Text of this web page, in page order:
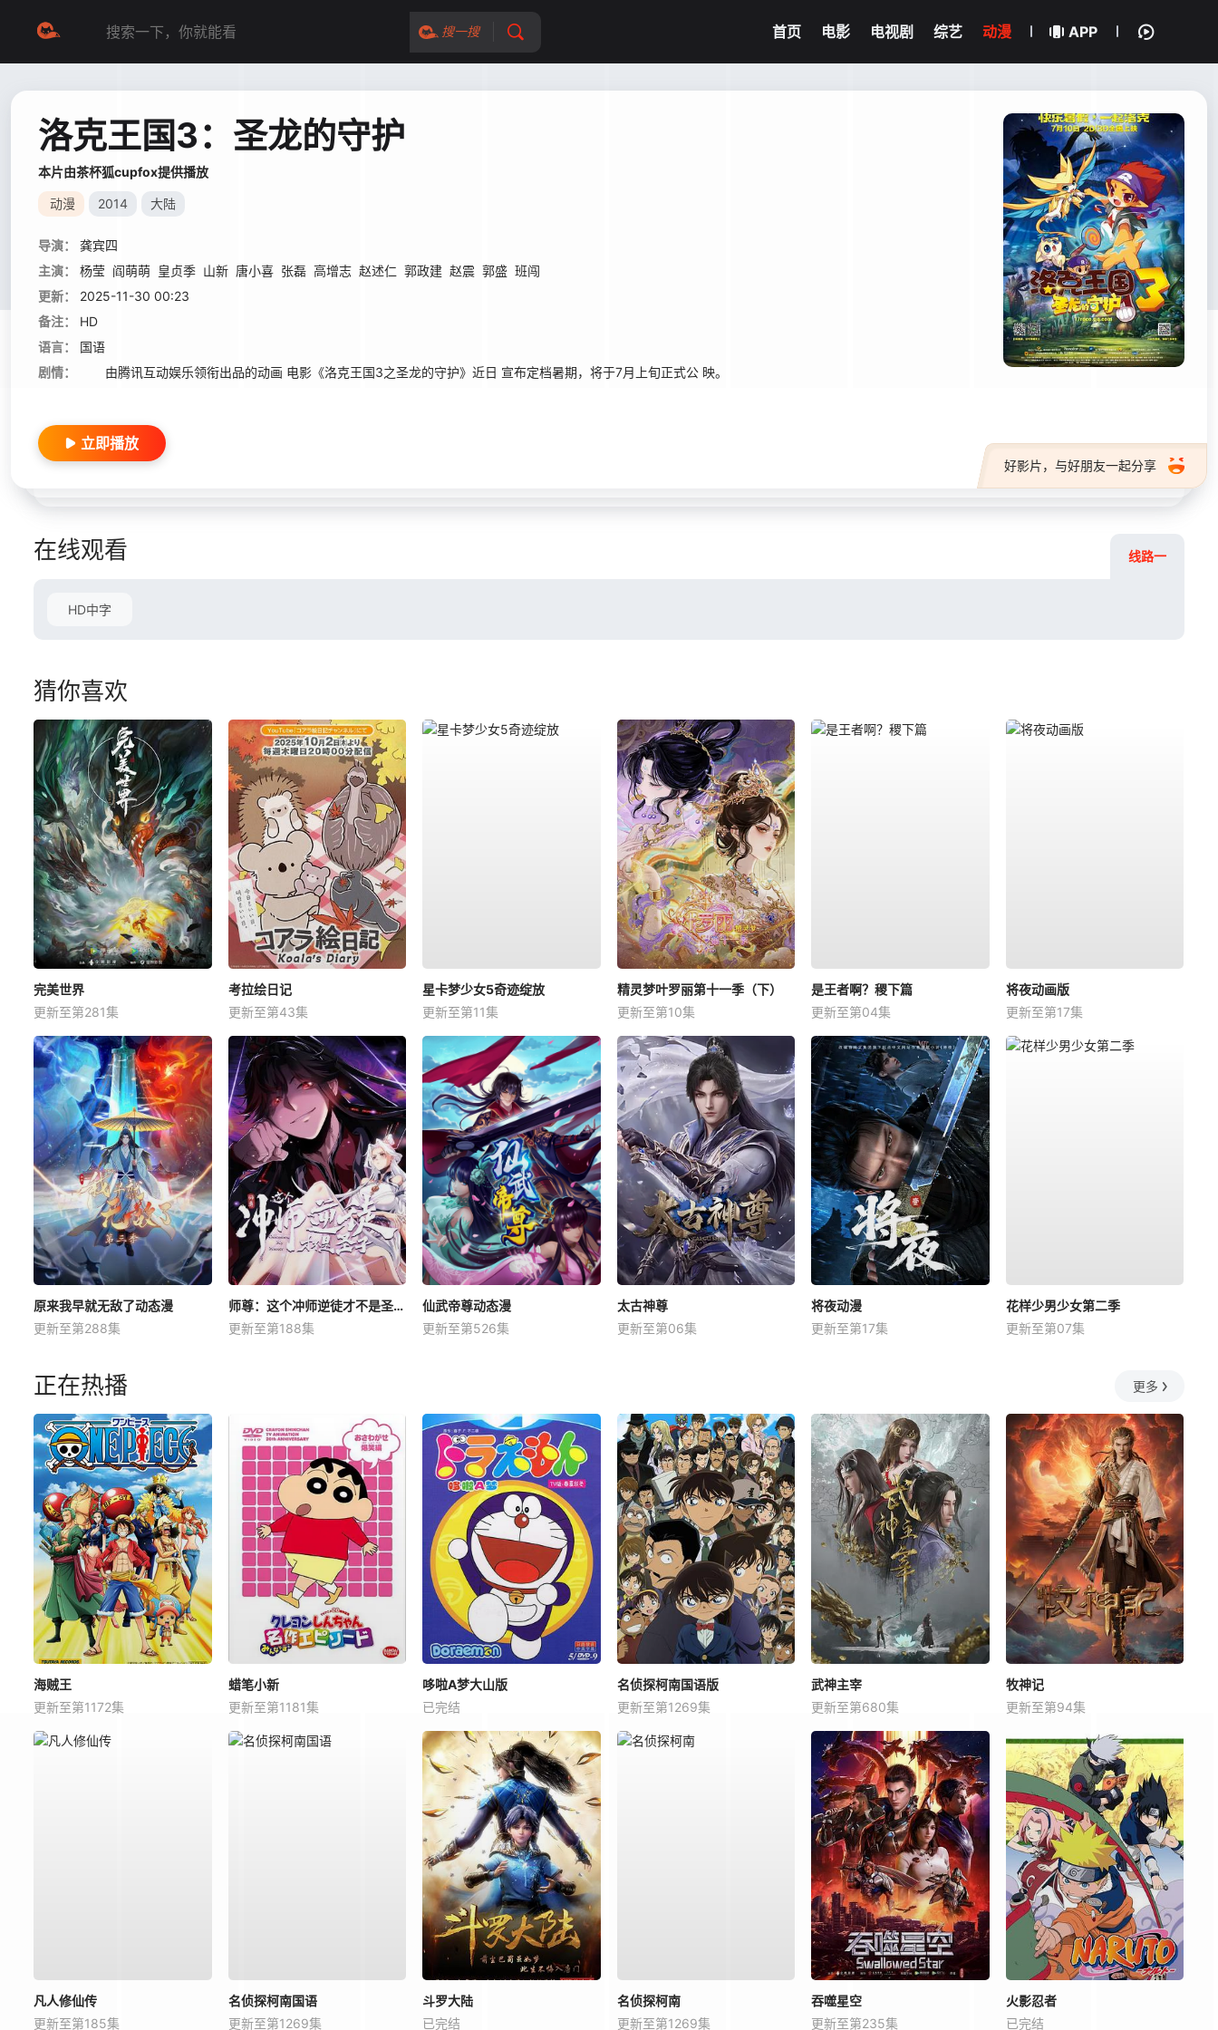
搜一搜 首页 电影 电视剧 综艺 动漫 APP
洛克王国3：圣龙的守护
本片由茶杯狐cupfox提供播放
动漫 2014 大陆
导演：
龚宾四
主演：
杨莹 阎萌萌 皇贞季 山新 唐小喜 张磊 高增志 赵述仁 郭政建 赵震 郭盛 班闯
更新：
2025-11-30 00:23
备注：
HD
语言：
国语
剧情：
由腾讯互动娱乐领衔出品的动画 电影《洛克王国3之圣龙的守护》近日 宣布定档暑期，将于7月上旬正式公 映。
好影片，与好朋友一起分享
立即播放
在线观看 线路一
HD中字
猜你喜欢
完美世界
更新至第281集
考拉绘日记
更新至第43集
星卡梦少女5奇迹绽放
更新至第11集
精灵梦叶罗丽第十一季（下）
更新至第10集
是王者啊？稷下篇
更新至第04集
将夜动画版
更新至第17集
原来我早就无敌了动态漫
更新至第288集
师尊：这个冲师逆徒才不是圣子动态漫
更新至第188集
仙武帝尊动态漫
更新至第526集
太古神尊
更新至第06集
将夜动漫
更新至第17集
花样少男少女第二季
更新至第07集
正在热播 更多
海贼王
更新至第1172集
蜡笔小新
更新至第1181集
哆啦A梦大山版
已完结
名侦探柯南国语版
更新至第1269集
武神主宰
更新至第680集
牧神记
更新至第94集
凡人修仙传
更新至第185集
名侦探柯南国语
更新至第1269集
斗罗大陆
已完结
名侦探柯南
更新至第1269集
吞噬星空
更新至第235集
火影忍者
已完结